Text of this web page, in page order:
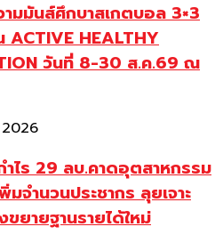
ามมันส์ศึกบาสเกตบอล 3×3
ACTIVE HEALTHY
วันที่ 8-30 ส.ค.69 ณ
ไร 29 ลบ.คาดอุตสาหกรรม
จำนวนประชากร ลุยเจาะ
ยายฐานรายได้ใหม่